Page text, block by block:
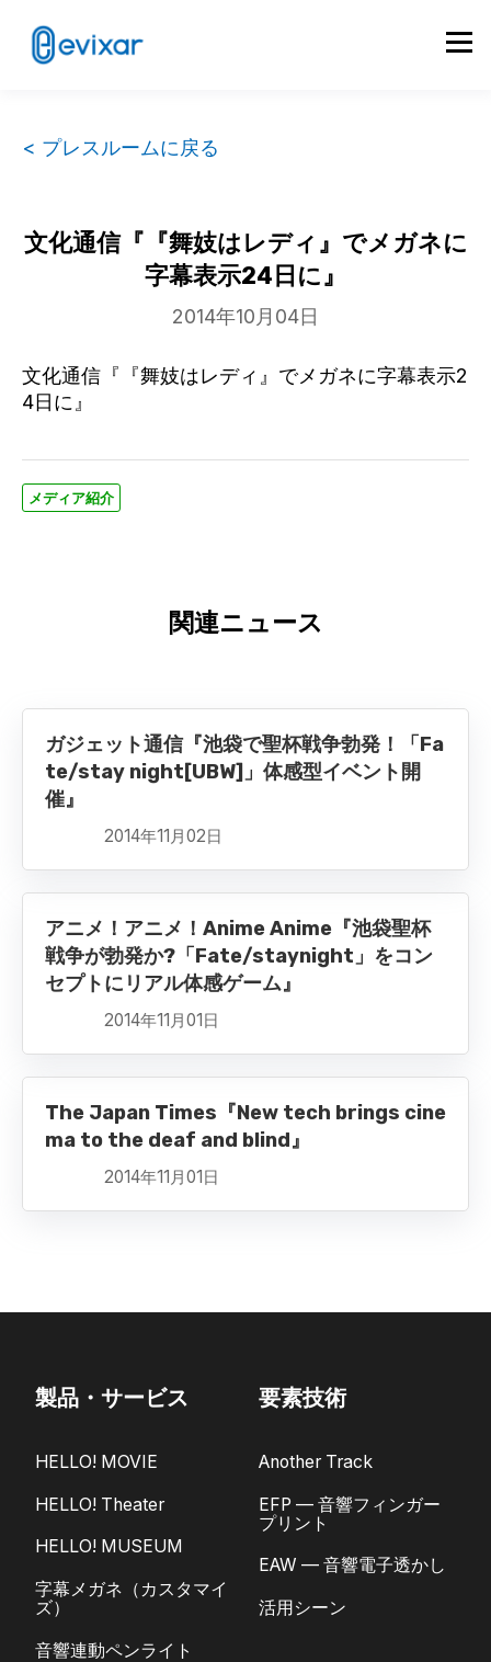
< プレスルームに戻る
文化通信『『舞妓はレディ』でメガネに
字幕表示24日に』
2014年10月04日
文化通信『『舞妓はレディ』でメガネに字幕表示2
4日に』
メディア紹介
関連ニュース
ガジェット通信『池袋で聖杯戦争勃発！「Fa
te/stay night[UBW]」体感型イベント開
催』
2014年11月02日
アニメ！アニメ！Anime Anime『池袋聖杯
戦争が勃発か?「Fate/staynight」をコン
セプトにリアル体感ゲーム』
2014年11月01日
The Japan Times『New tech brings cine
ma to the deaf and blind』
2014年11月01日
製品・サービス
HELLO! MOVIE
HELLO! Theater
HELLO! MUSEUM
字幕メガネ（カスタマイ
ズ）
音響連動ペンライト
要素技術
Another Track
EFP — 音響フィンガー
プリント
EAW — 音響電子透かし
活用シーン